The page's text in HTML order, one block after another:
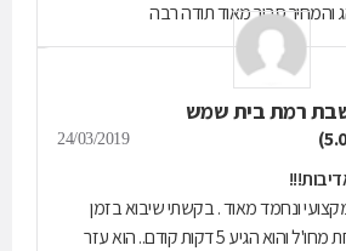
והמחיר סביר מאוד תודה רבה
רמת בית שמש
24/03/2019
ונחמד מאוד . בקשתי שיבוא בזמן
מאחר ומדובר על אורחת מחו'ל והוא הגיע 5 דקות קודם.. הוא עזר